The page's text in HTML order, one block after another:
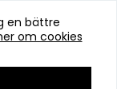
en bättre
om cookies